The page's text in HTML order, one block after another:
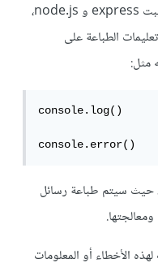
لدي مشروع مبني باستخدام الجافاسكريبت express و node.js،
الطباعة على
console.log()
console.error()
حيث سيتم طباعة رسائل
الأخطاء أو المعلومات